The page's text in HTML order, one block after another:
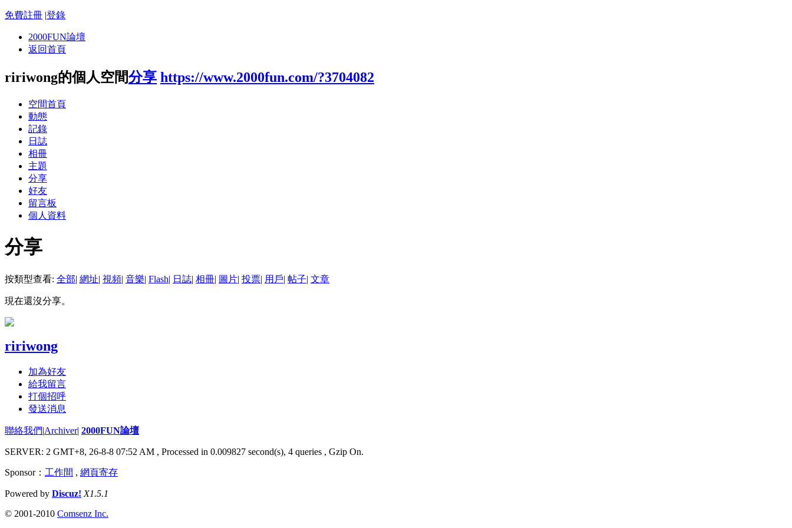
免費註冊 |登錄
2000FUN論壇
返回首頁
ririwong的個人空間分享 https://www.2000fun.com/?3704082
空間首頁
動態
記錄
日誌
相冊
主題
分享
好友
留言板
個人資料
分享
按類型查看: 全部| 網址| 視頻| 音樂| Flash| 日誌| 相冊| 圖片| 投票| 用戶| 帖子| 文章
現在還沒分享。
ririwong
加為好友
給我留言
打個招呼
發送消息
聯絡我們|Archiver| 2000FUN論壇
SERVER: 2 GMT+8, 26-8-8 07:52 AM , Processed in 0.009827 second(s), 4 queries , Gzip On.
Sponsor： 工作間 , 網頁寄存
Powered by Discuz! X1.5.1
© 2001-2010 Comsenz Inc.